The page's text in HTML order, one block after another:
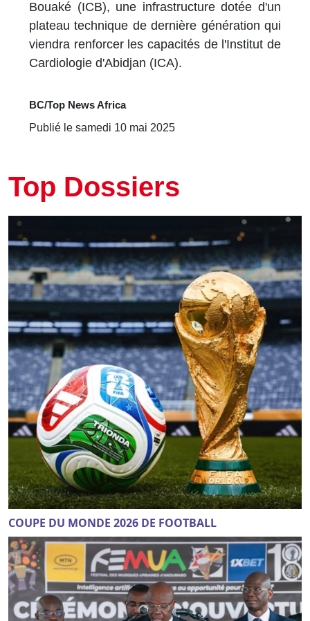
Bouaké (ICB), une infrastructure dotée d'un
plateau technique de dernière génération qui
viendra renforcer les capacités de l'Institut de
Cardiologie d'Abidjan (ICA).
BC/Top News Africa
Publié le samedi 10 mai 2025
Top Dossiers
COUPE DU MONDE 2026 DE FOOTBALL